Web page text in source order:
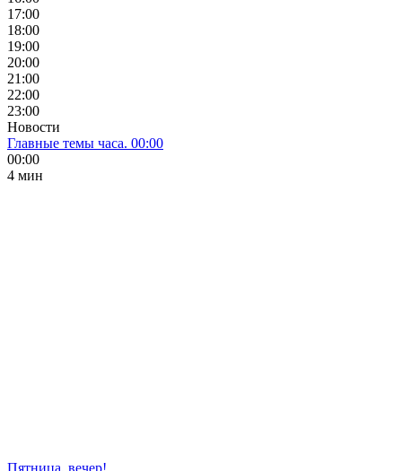
17:00
18:00
19:00
20:00
21:00
22:00
23:00
Новости
Главные темы часа. 00:00
00:00
4 мин
Пятница, вечер!